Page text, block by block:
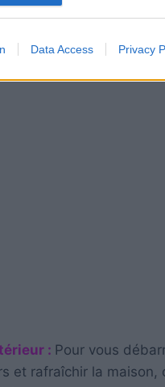
Data Access Privacy
: Pour vous
et rafraîchir la maison,